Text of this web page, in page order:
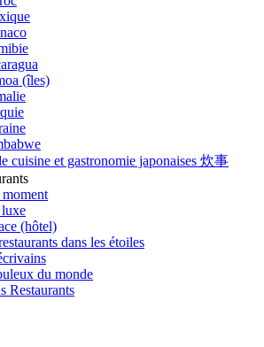
(îles)
cuisine et gastronomie japonaises 炊事
(hôtel)
dans les étoiles
du monde
Restaurants